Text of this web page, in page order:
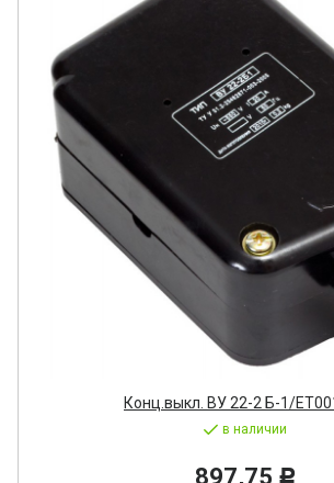
Конц.выкл. ВУ 22-2 Б-1/
в наличии
897,75 Р